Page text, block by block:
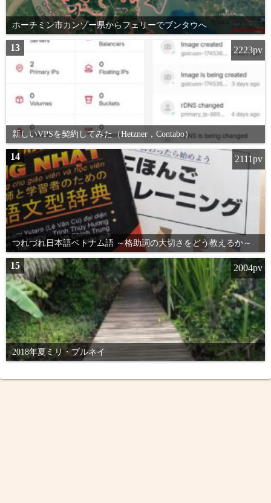
ホーチミン市カンゾー県からフェリーでブンタウへ
13
新しいVPSを契約してみた（Hetzner，Contabo）
2223pv
14
つれづれ日本語ベトナム語 ～格助詞の大切さをどう教えるか～
2111pv
15
2018年夏ミリ・ブルネイ
2004pv